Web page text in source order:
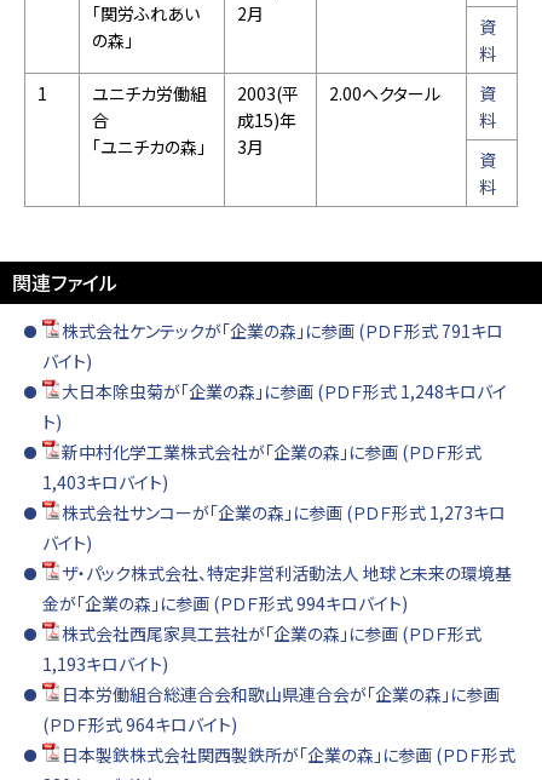
「関労ふれあい
の森」
2月
資
料
1
ユニチカ労働組
合
「ユニチカの森」
2003(平
成15)年
3月
2.00ヘクタール
資
料
資
料
関連ファイル
株式会社ケンテックが「企業の森」に参画 (ＰＤＦ形式 791キロ
バイト)
大日本除虫菊が「企業の森」に参画 (ＰＤＦ形式 1,248キロバイ
ト)
新中村化学工業株式会社が「企業の森」に参画 (ＰＤＦ形式
1,403キロバイト)
株式会社サンコーが「企業の森」に参画 (ＰＤＦ形式 1,273キロ
バイト)
ザ・パック株式会社、特定非営利活動法人 地球と未来の環境基
金が「企業の森」に参画 (ＰＤＦ形式 994キロバイト)
株式会社西尾家具工芸社が「企業の森」に参画 (ＰＤＦ形式
1,193キロバイト)
日本労働組合総連合会和歌山県連合会が「企業の森」に参画
(ＰＤＦ形式 964キロバイト)
日本製鉄株式会社関西製鉄所が「企業の森」に参画 (ＰＤＦ形式